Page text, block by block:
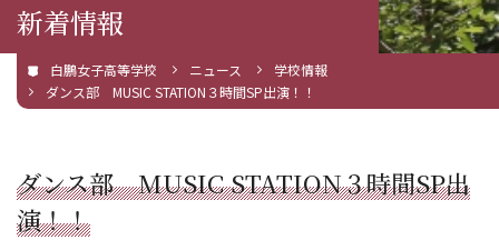
新着情報
白鵬女子高等学校 ニュース
学校情報
ダンス部 MUSIC STATION３時間SP出演！！
ダンス部 MUSIC STATION３時間SP出
演！！